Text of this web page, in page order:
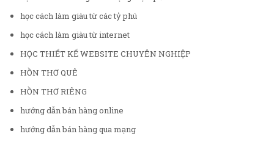
học cách làm giàu từ các tỷ phú
học cách làm giàu từ internet
HỌC THIẾT KẾ WEBSITE CHUYÊN NGHIỆP
HỒN THƠ QUÊ
HỒN THƠ RIÊNG
hướng dẫn bán hàng online
hướng dẫn bán hàng qua mạng